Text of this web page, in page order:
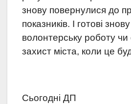
знову повернулися до
показників. І готові
волонтерську роботу чи
захист міста, коли це
Сьогодні ДП